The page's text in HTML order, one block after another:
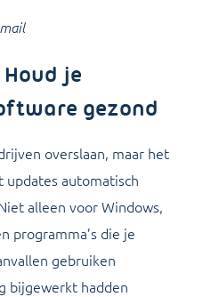
je
gezond
overslaan, maar het
automatisch
alleen voor Windows,
programma’s die je
gebruiken
bijgewerkt hadden